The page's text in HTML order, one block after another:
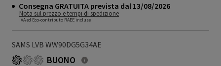
Consegna GRATUITA prevista dal 13/08/2026
Nota sul prezzo e tempi di spedizione
IVA ed Eco-contributo RAEE incluse
SAMS LVB WW90DG5G34AE
BUONO